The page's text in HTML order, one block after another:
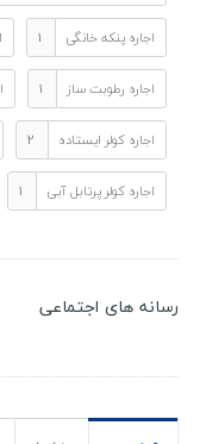
اجاره پنکه خانگی 1
اجاره رطوبت ساز 1
اجاره کولر ایستاده 2
اجاره کولر پرتابل آبی 1
رسانه های اجتماعی